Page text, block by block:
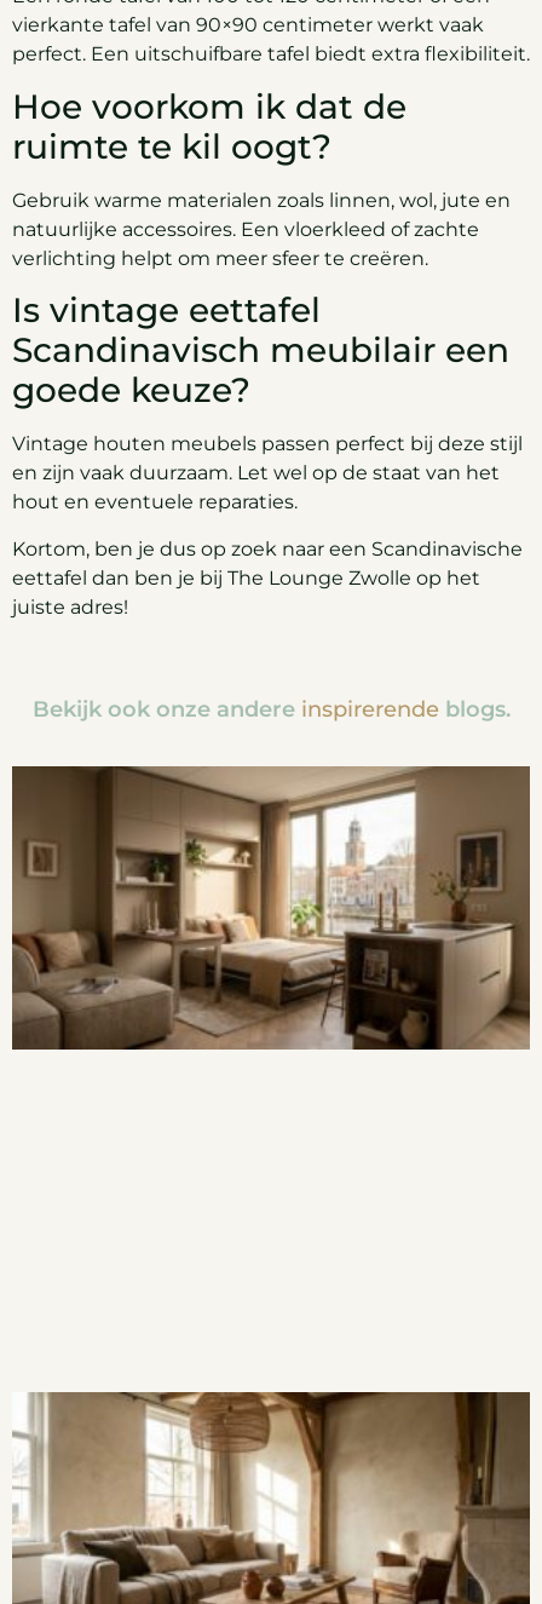
vierkante tafel van 90×90 centimeter werkt vaak
perfect. Een uitschuifbare tafel biedt extra flexibiliteit.
Hoe voorkom ik dat de
ruimte te kil oogt?
Gebruik warme materialen zoals linnen, wol, jute en
natuurlijke accessoires. Een vloerkleed of zachte
verlichting helpt om meer sfeer te creëren.
Is vintage eettafel
Scandinavisch meubilair een
goede keuze?
Vintage houten meubels passen perfect bij deze stijl
en zijn vaak duurzaam. Let wel op de staat van het
hout en eventuele reparaties.
Kortom, ben je dus op zoek naar een Scandinavische
eettafel dan ben je bij The Lounge Zwolle op het
juiste adres!
Bekijk ook onze andere inspirerende blogs.